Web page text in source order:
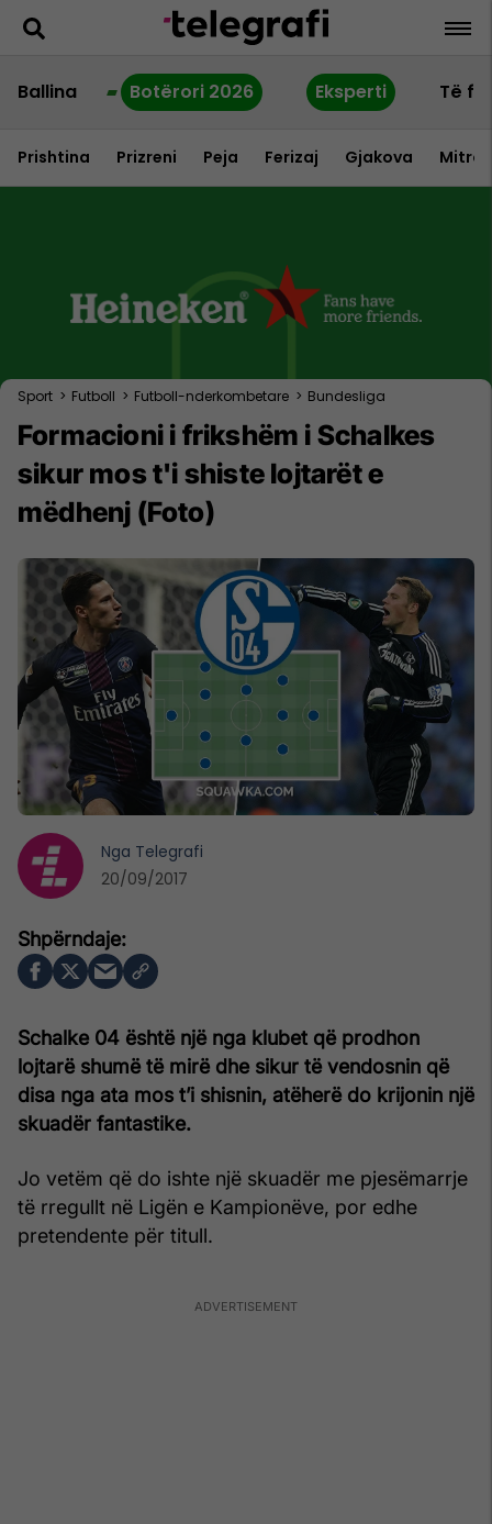
Ballina Botërori 2026 Eksperti Të
Prishtina Prizreni Peja Ferizaj Gjakova
Sport > Futboll > Futboll-nderkombetare > Bundesliga
Formacioni i frikshëm i Schalkes
sikur mos t'i shiste lojtarët e
mëdhenj (Foto)
Schalke 04 është një nga klubet që prodhon
lojtarë shumë të mirë dhe sikur të vendosnin që
disa nga ata mos t’i shisnin, atëherë do krijonin një
skuadër fantastike.
Jo vetëm që do ishte një skuadër me pjesëmarrje
të rregullt në Ligën e Kampionëve, por edhe
pretendente për titull.
Nga Telegrafi
20/09/2017